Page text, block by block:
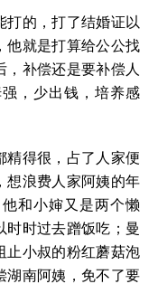
打的，打了结婚证以
他就是打算给公公找
补偿还是要补偿人
，少出钱，培养感
精得很，占了人家便
想浪费人家阿姨的年
和小婶又是两个懒
时时过去蹭饭吃；曼
止小叔的粉红蘑菇泡
湖南阿姨，免不了要